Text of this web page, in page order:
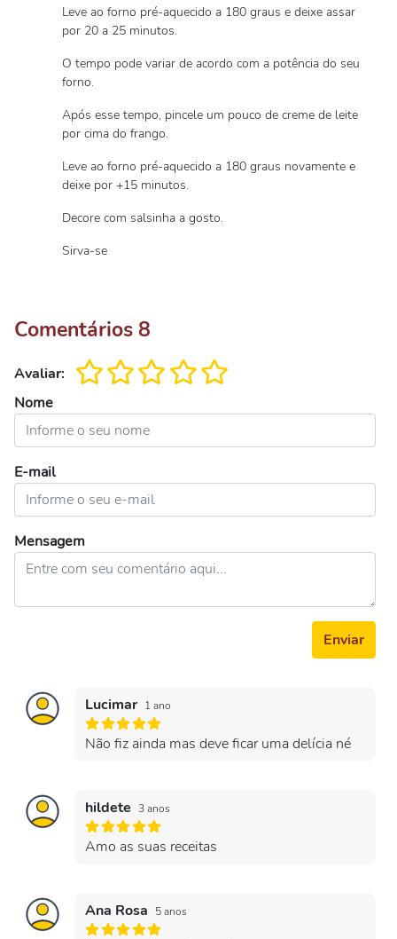
Leve ao forno pré-aquecido a 180 graus e deixe assar
por 20 a 25 minutos.
O tempo pode variar de acordo com a potência do seu
forno.
Após esse tempo, pincele um pouco de creme de leite
por cima do frango.
Leve ao forno pré-aquecido a 180 graus novamente e
deixe por +15 minutos.
Decore com salsinha a gosto.
Sirva-se
Comentários 8
Avaliar:
Nome
E-mail
Mensagem
Enviar
Lucimar 1 ano
Não fiz ainda mas deve ficar uma delícia né
hildete 3 anos
Amo as suas receitas
Ana Rosa 5 anos